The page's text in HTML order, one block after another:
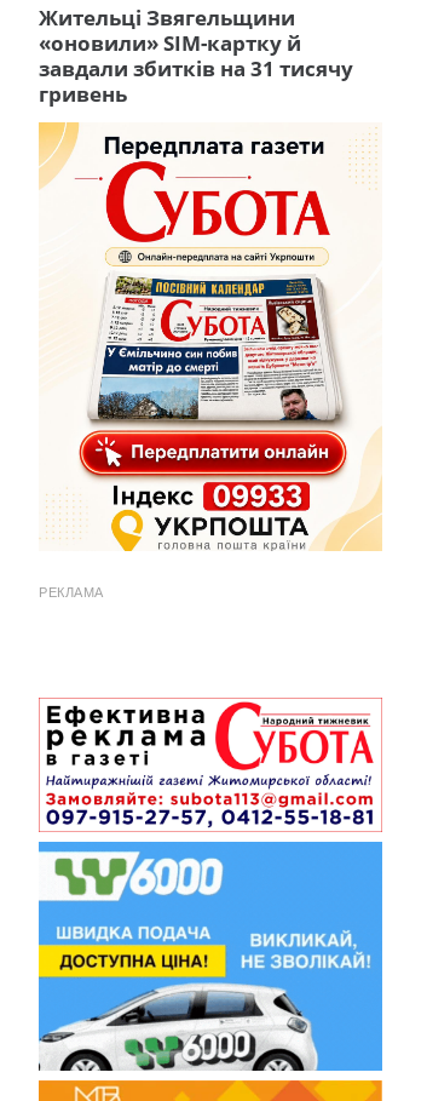
Жительці Звягельщини
«оновили» SIM-картку й
завдали збитків на 31 тисячу
гривень
РЕКЛАМА